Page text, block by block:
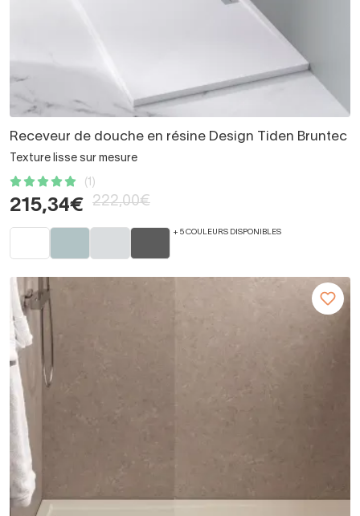
Receveur de douche en résine Design Tiden Bruntec
Texture lisse sur mesure
(1)
215,34€ 222,00€
+ 5 COULEURS DISPONIBLES